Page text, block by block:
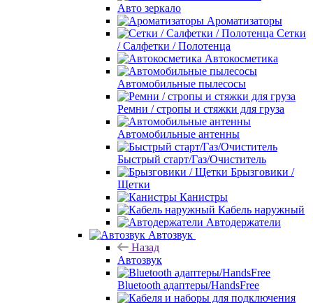
Авто зеркало
Ароматизаторы
Сетки
/ Салфетки / Полотенца
Автокосметика
Автомобильные пылесосы
Ремни / стропы и стяжки для груза
Автомобильные антенны
Быстрый старт/Газ/Очиститель
Брызговики /
Щетки
Канистры
Кабель наружный
Автодержатели
Автозвук
Назад
Автозвук
Bluetooth адаптеры/HandsFree